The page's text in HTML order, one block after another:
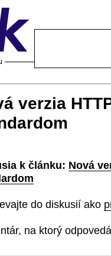
verzia
k článku: Nová
do diskusií ako
na ktorý